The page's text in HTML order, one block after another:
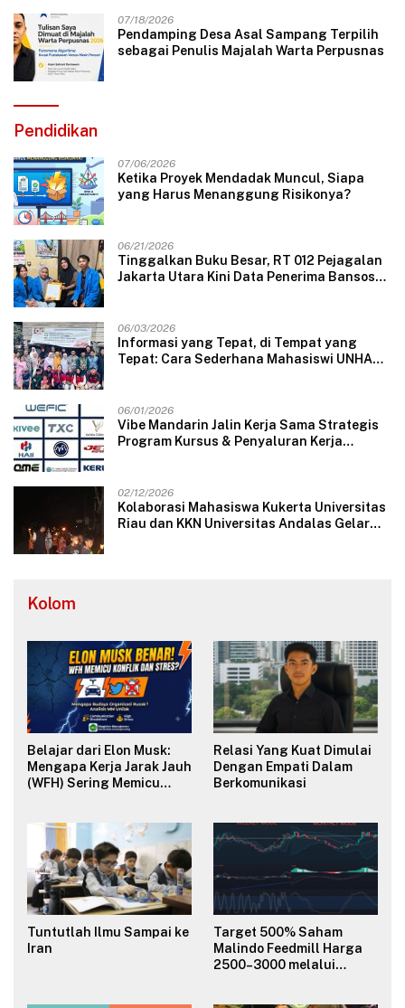
07/18/2026
Pendamping Desa Asal Sampang Terpilih
sebagai Penulis Majalah Warta Perpusnas
Pendidikan
07/06/2026
Ketika Proyek Mendadak Muncul, Siapa
yang Harus Menanggung Risikonya?
06/21/2026
Tinggalkan Buku Besar, RT 012 Pejagalan
Jakarta Utara Kini Data Penerima Bansos
06/03/2026
Informasi yang Tepat, di Tempat yang
Tepat: Cara Sederhana Mahasiswi UNHAS
06/01/2026
Vibe Mandarin Jalin Kerja Sama Strategis
Program Kursus & Penyaluran Kerja
02/12/2026
Kolaborasi Mahasiswa Kukerta Universitas
Riau dan KKN Universitas Andalas Gelar
Kolom
Belajar dari Elon Musk:
Mengapa Kerja Jarak Jauh
(WFH) Sering Memicu
Relasi Yang Kuat Dimulai
Dengan Empati Dalam
Berkomunikasi
Tuntutlah Ilmu Sampai ke
Iran
Target 500% Saham
Malindo Feedmill Harga
2500–3000 melalui